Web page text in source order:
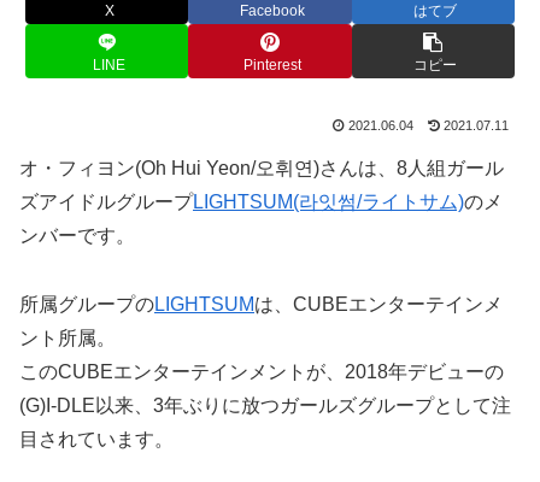
X Facebook はてブ
LINE Pinterest コピー
2021.06.04 2021.07.11
オ・フィヨン(Oh Hui Yeon/오휘연)さんは、8人組ガール
ズアイドルグループLIGHTSUM(라잇썸/ライトサム)のメ
ンバーです。
所属グループのLIGHTSUMは、CUBEエンターテインメ
ント所属。
このCUBEエンターテインメントが、2018年デビューの
(G)I-DLE以来、3年ぶりに放つガールズグループとして注
目されています。